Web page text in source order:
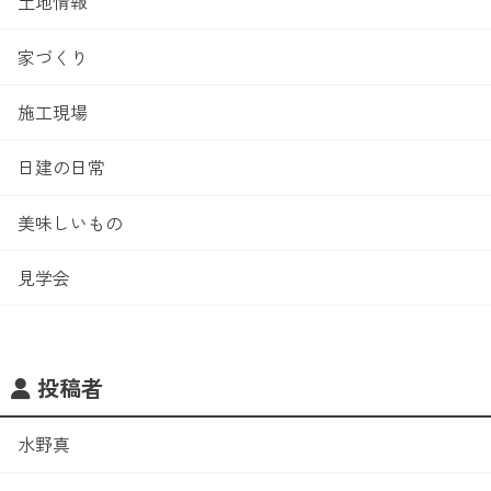
家づくり
施工現場
日建の日常
美味しいもの
見学会
投稿者
水野真